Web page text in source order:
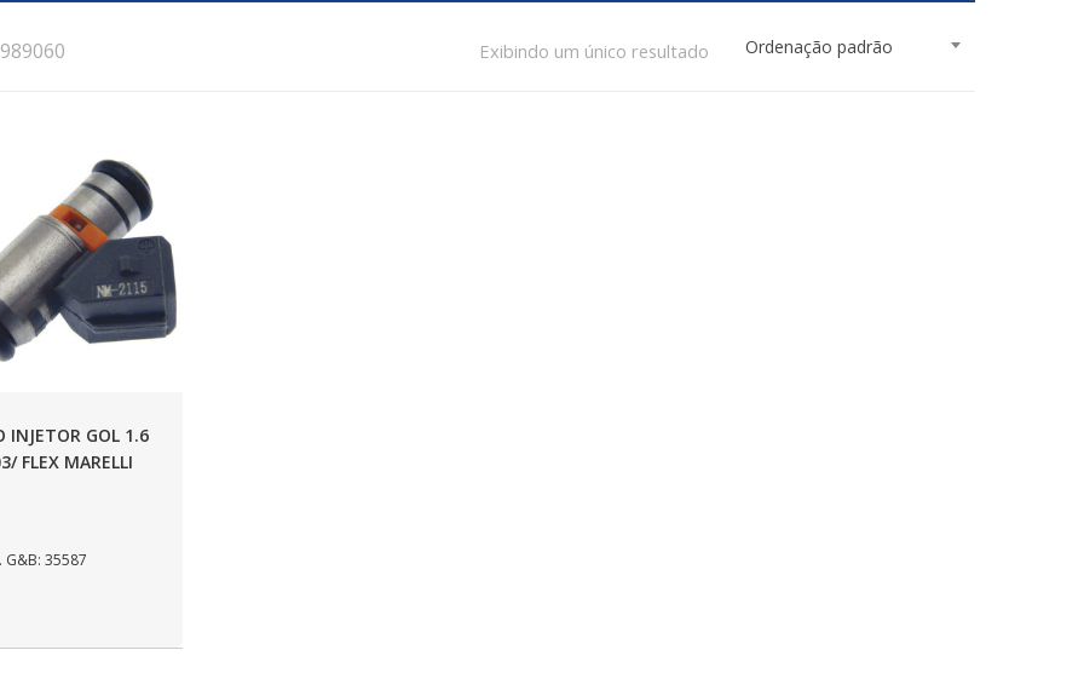
Ordenação padrão
Exibindo um único resultado
INJETOR GOL 1.6
FLEX MARELLI
G&B: 35587